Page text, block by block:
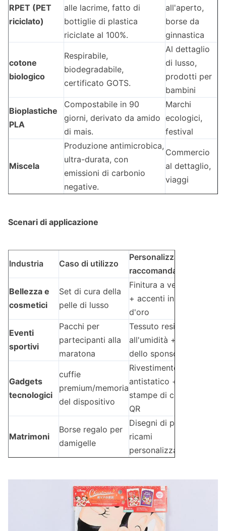
RPET (PET
riciclato)
alle lacrime, fatto di
bottiglie di plastica
riciclate al 100%.
all'aperto,
borse da
ginnastica
cotone
biologico
Respirabile,
biodegradabile,
certificato GOTS.
Al dettaglio
di lusso,
prodotti per
bambini
Bioplastiche
PLA
Compostabile in 90
giorni, derivato da amido
di mais.
Marchi
ecologici,
festival
Miscela
Produzione antimicrobica,
ultra-durata, con
emissioni di carbonio
negative.
Commercio
al dettaglio,
viaggi
Scenari di applicazione
Industria Caso di utilizzo
Personalizzazione
raccomandata
Bellezza e
cosmetici
Set di cura della
pelle di lusso
Finitura a velluto
+ accenti in foglio
d'oro
Eventi
sportivi
Pacchi per
partecipanti alla
maratona
Tessuto resistente
all'umidità + logo
dello sponsor
Gadgets
tecnologici
cuffie
premium/memoria
del dispositivo
Rivestimento
antistatico +
stampe di codice
QR
Matrimoni
Borse regalo per
damigelle
Disegni di pizzo +
ricami
personalizzati